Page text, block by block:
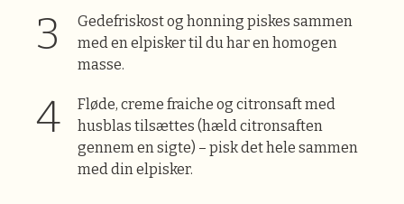
Gedefriskost og honning piskes sammen
med en elpisker til du har en homogen
masse.
Fløde, creme fraiche og citronsaft med
husblas tilsættes (hæld citronsaften
gennem en sigte) – pisk det hele sammen
med din elpisker.